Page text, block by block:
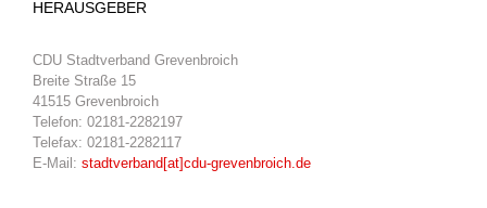
HERAUSGEBER
CDU Stadtverband Grevenbroich
Breite Straße 15
41515 Grevenbroich
Telefon: 02181-2282197
Telefax: 02181-2282117
E-Mail: stadtverband[at]cdu-grevenbroich.de